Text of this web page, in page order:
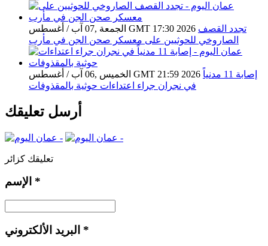
الجمعة ,07 آب / أغسطس GMT 17:30 2026 تجدد القصف
الصاروخي للحوثيين على معسكر صحن الجن في مأرب
الخميس ,06 آب / أغسطس GMT 21:59 2026 إصابة 11 مدنياً
في نجران جراء اعتداءات حوثية بالمقذوفات
أرسل تعليقك
تعليقك كزائر
*
*